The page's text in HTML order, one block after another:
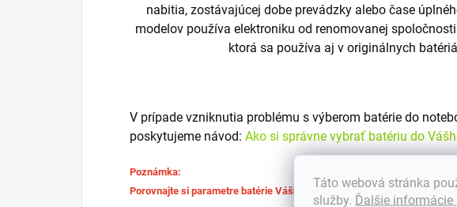
Táto webová stránka
služby. Ďalšie informácie
nabitia, zostávajúcej dobe prevádzky alebo čase
modelov používa elektroniku od renomovanej
ktorá sa používa aj v originálnych
V prípade vzniknutia problému s výberom batérie do
poskytujeme návod: Ako si správne vybrať batériu do
Poznámka:
Porovnajte si parametre batérie Vášho notebooku, či zodpovedajú